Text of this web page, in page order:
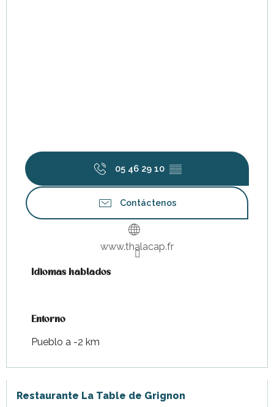
05 46 29 10 ▒▒
Contáctenos
www.thalacap.fr
Idiomas hablados
Idiomas hablados
Entorno
Entorno
Pueblo a -2 km
Restaurante La Table de Grignon